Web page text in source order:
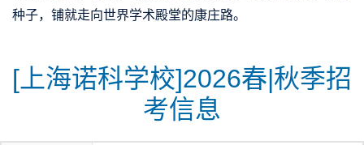
种子，铺就走向世界学术殿堂的康庄路。
[上海诺科学校]2026春|秋季招
考信息